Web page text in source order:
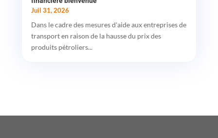
Juil 31, 2026
Dans le cadre des mesures d'aide aux entreprises de
transport en raison de la hausse du prix des
produits pétroliers...